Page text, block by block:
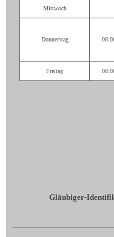
Mittwoch
Donnerstag
Freitag
Gläubiger-